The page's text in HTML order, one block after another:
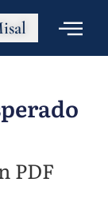
PDF